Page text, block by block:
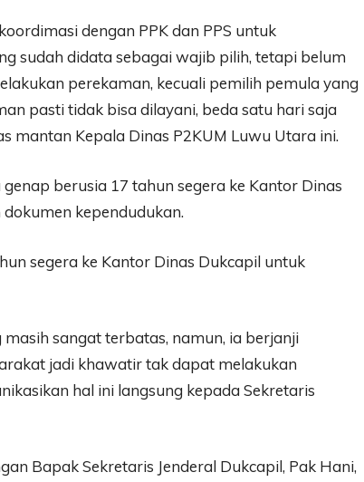
dengan PPK dan PPS untuk
sudah didata sebagai wajib pilih, tetapi belum
perekaman, kecuali pemilih pemula yang
pasti tidak bisa dilayani, beda satu hari saja
mantan Kepala Dinas P2KUM Luwu Utara ini.
berusia 17 tahun segera ke Kantor Dinas
kependudukan.
segera ke Kantor Dinas Dukcapil untuk
sangat terbatas, namun, ia berjanji
jadi khawatir tak dapat melakukan
hal ini langsung kepada Sekretaris
Bapak Sekretaris Jenderal Dukcapil, Pak Hani,